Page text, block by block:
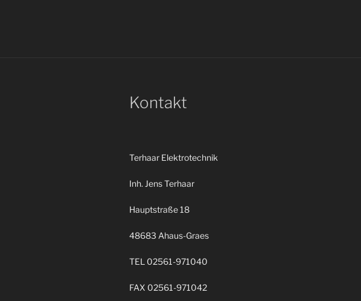
Kontakt
Terhaar Elektrotechnik
Inh. Jens Terhaar
Hauptstraße 18
48683 Ahaus-Graes
TEL 02561-971040
FAX 02561-971042